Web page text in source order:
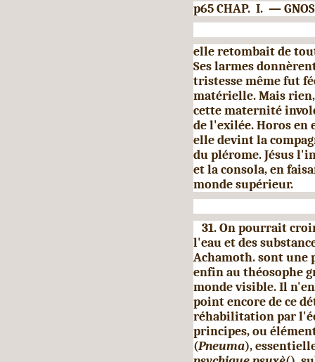
p65 CHAP. I. —
elle retombait de
Ses larmes
tristesse même fut
matérielle. Mais
cette maternité
de l'exilée. Horos
elle devint la
du plérome. Jésus
et la consola, en
monde supérieur.
31. On pourrait
l'eau et des
Achamoth. sont
enfin au théosophe
monde visible. Il
point encore de ce
réhabilitation par
principes, ou
(Pneuma),